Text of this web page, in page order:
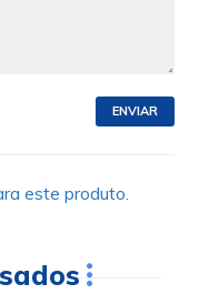
ENVIAR
este produto.